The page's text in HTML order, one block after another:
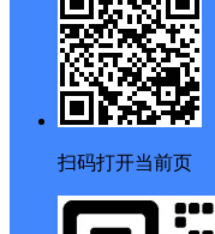
扫码打开当前页